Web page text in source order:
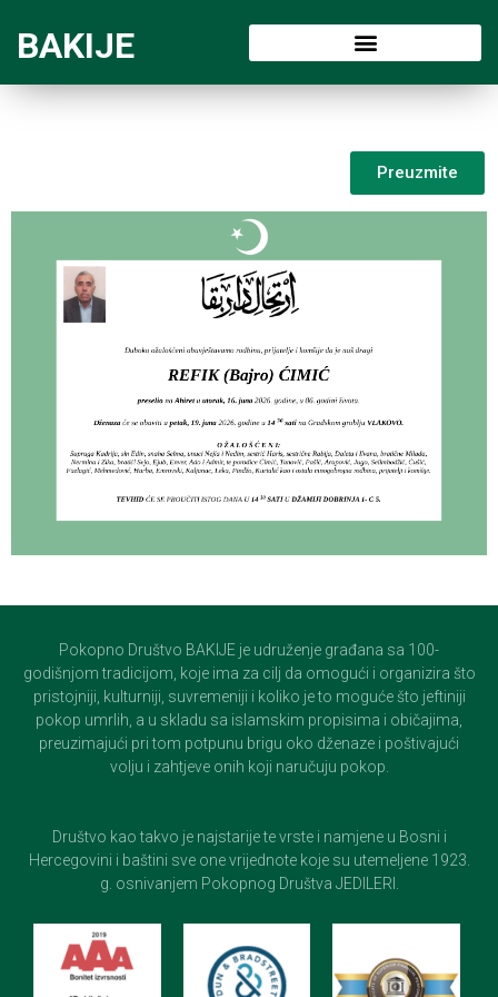
BAKIJE
Preuzmite
Pokopno Društvo BAKIJE je udruženje građana sa 100-
godišnjom tradicijom, koje ima za cilj da omogući i organizira što
pristojniji, kulturniji, suvremeniji i koliko je to moguće što jeftiniji
pokop umrlih, a u skladu sa islamskim propisima i običajima,
preuzimajući pri tom potpunu brigu oko dženaze i poštivajući
volju i zahtjeve onih koji naručuju pokop.
Društvo kao takvo je najstarije te vrste i namjene u Bosni i
Hercegovini i baštini sve one vrijednote koje su utemeljene 1923.
g. osnivanjem Pokopnog Društva JEDILERI.